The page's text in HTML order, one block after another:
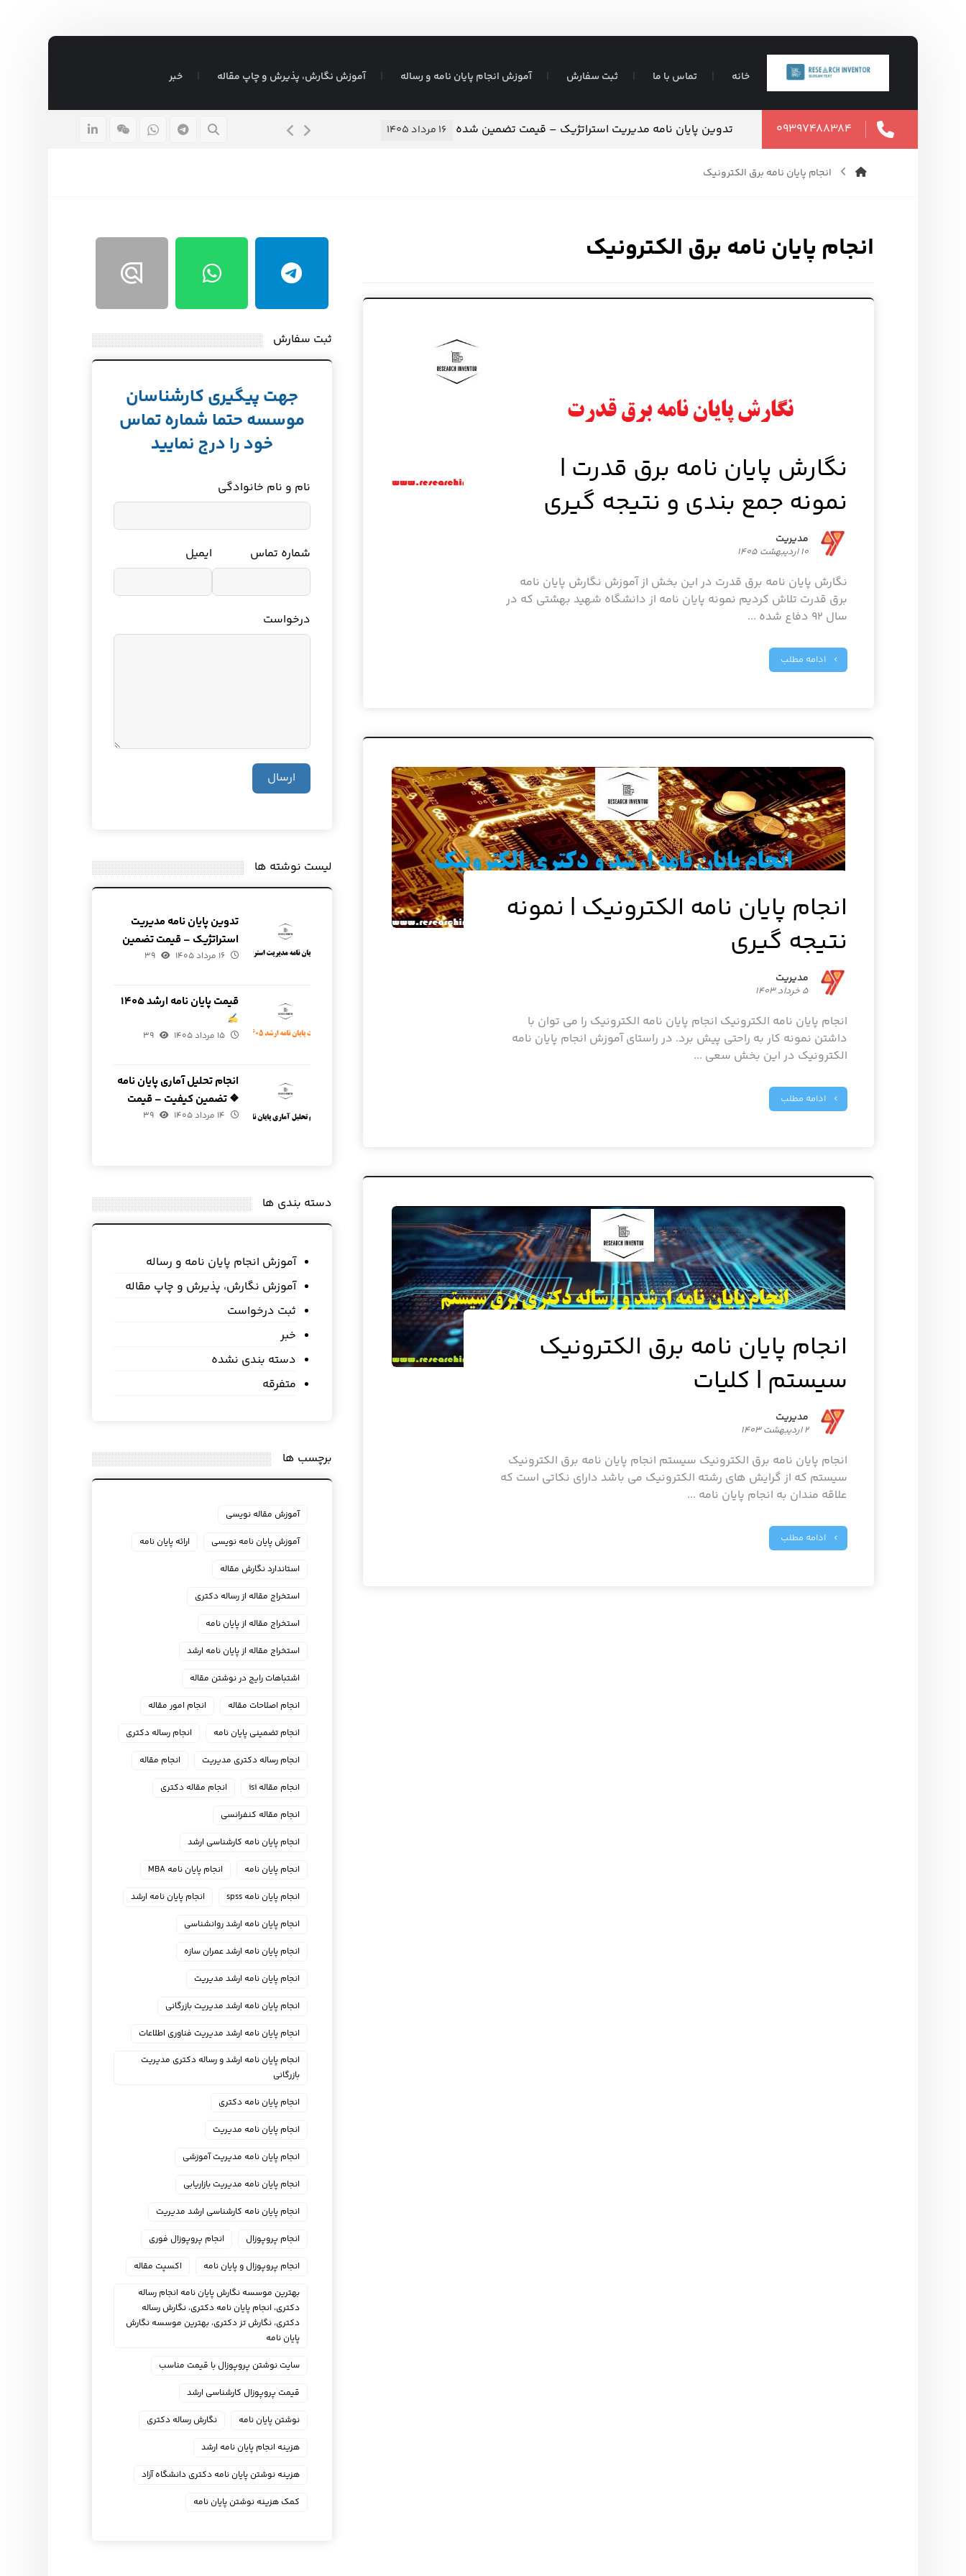
خانه تماس با ما ثبت سفارش آموزش انجام پایان نامه و رساله آموزش نگارش، پذیرش و چاپ مقاله خبر
۰۹۳۹۷۴۸۸۳۸۴ موضوع پایان نامه مدیریت بازرگانی داخلی تدوین پایان نامه مدیریت استراتژیک – قیمت تضمین شده ۱۶ مرداد ۱۴۰۵
انجام پایان نامه برق الکترونیک
انجام پایان نامه برق الکترونیک
نگارش پایان نامه برق قدرت |
نمونه جمع بندی و نتیجه گیری
مدیریت
۱۰ اردیبهشت ۱۴۰۵
نگارش پایان نامه برق قدرت در این بخش از آموزش نگارش پایان نامه
برق قدرت تلاش کردیم نمونه پایان نامه از دانشگاه شهید بهشتی که در
سال ۹۲ دفاع شده ...
ادامه مطلب
انجام پایان نامه الکترونیک | نمونه
نتیجه گیری
مدیریت
۵ خرداد ۱۴۰۳
انجام پایان نامه الکترونیک انجام پایان نامه الکترونیک را می توان با
داشتن نمونه کار به راحتی پیش برد. در راستای آموزش انجام پایان نامه
الکترونیک در این بخش سعی ...
ادامه مطلب
انجام پایان نامه برق الکترونیک
سیستم | کلیات
مدیریت
۲ اردیبهشت ۱۴۰۳
انجام پایان نامه برق الکترونیک سیستم انجام پایان نامه برق الکترونیک
سیستم که از گرایش های رشته الکترونیک می باشد دارای نکاتی است که
علاقه مندان به انجام پایان نامه ...
ادامه مطلب
ثبت سفارش
جهت پیگیری کارشناسان
موسسه حتما شماره تماس
خود را درج نمایید
نام و نام خانوادگی
شماره تماس ایمیل
درخواست
ارسال
لیست نوشته ها
تدوین پایان نامه مدیریت
استراتژیک – قیمت تضمین
شده
۱۶ مرداد ۱۴۰۵ ۳۹
قیمت پایان نامه ارشد ۱۴۰۵
۱۵ مرداد ۱۴۰۵ ۳۹
انجام تحلیل آماری پایان نامه
❖ تضمین کیفیت – قیمت
مناسب
۱۴ مرداد ۱۴۰۵ ۳۹
دسته بندی ها
آموزش انجام پایان نامه و رساله
آموزش نگارش، پذیرش و چاپ مقاله
ثبت درخواست
خبر
دسته بندی نشده
متفرقه
برچسب ها
آموزش مقاله نویسی
آموزش پایان نامه نویسی
ارائه پایان نامه
استاندارد نگارش مقاله
استخراج مقاله از رساله دکتری
استخراج مقاله از پایان نامه
استخراج مقاله از پایان نامه ارشد
اشتباهات رایج در نوشتن مقاله
انجام اصلاحات مقاله
انجام امور مقاله
انجام تضمینی پایان نامه
انجام رساله دکتری
انجام رساله دکتری مدیریت
انجام مقاله
انجام مقاله isi
انجام مقاله دکتری
انجام مقاله کنفرانسی
انجام پايان نامه كارشناسي ارشد
انجام پایان نامه
انجام پایان نامه MBA
انجام پایان نامه spss
انجام پایان نامه ارشد
انجام پایان نامه ارشد روانشناسی
انجام پایان نامه ارشد عمران سازه
انجام پایان نامه ارشد مدیریت
انجام پایان نامه ارشد مدیریت بازرگانی
انجام پایان نامه ارشد مدیریت فناوری اطلاعات
انجام پایان نامه ارشد و رساله دکتری مدیریت
بازرگانی
انجام پایان نامه دکتری
انجام پایان نامه مدیریت
انجام پایان نامه مدیریت آموزشی
انجام پایان نامه مدیریت بازاریابی
انجام پایان نامه کارشناسی ارشد مدیریت
انجام پروپوزال
انجام پروپوزال فوری
انجام پروپوزال و پایان نامه
اکسپت مقاله
بهترین موسسه نگارش پایان نامه انجام رساله
دکتری، انجام پایان نامه دکتری، نگارش رساله
دکتری، نگارش تز دکتری، بهترین موسسه نگارش
پایان نامه
سایت نوشتن پروپوزال با قیمت مناسب
قیمت پروپوزال کارشناسی ارشد
نوشتن پایان نامه
نگارش رساله دکتری
هزینه انجام پایان نامه ارشد
هزینه نوشتن پایان نامه دکتری دانشگاه آزاد
کمک هزینه نوشتن پایان نامه